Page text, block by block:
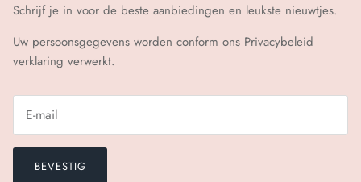
Schrijf je in voor de beste aanbiedingen en leukste nieuwtjes.
Uw persoonsgegevens worden conform ons Privacybeleid
verklaring verwerkt.
BEVESTIG